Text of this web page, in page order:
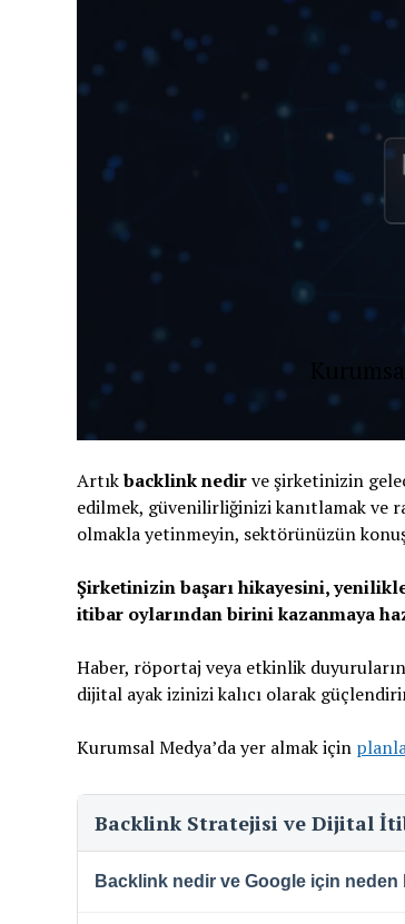
Artıkbacklink nedirve şirketinizin
edilmek, güvenilirliğinizi kanıtlamak ve
olmakla yetinmeyin, sektörünüzün
Şirketinizin başarı hikayesini,
itibar oylarından birini kazanmaya
Haber, röportaj veya etkinlik
dijital ayak izinizi kalıcı olarak
Kurumsal Medya’da yer almak için
Backlink Stratejisi ve Dijital
Backlink nedir ve Google için neden